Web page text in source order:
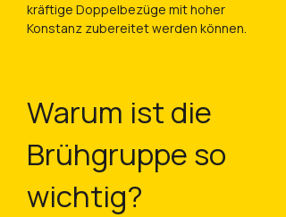
kräftige Doppelbezüge mit hoher
Konstanz zubereitet werden können.
Warum ist die
Brühgruppe so
wichtig?